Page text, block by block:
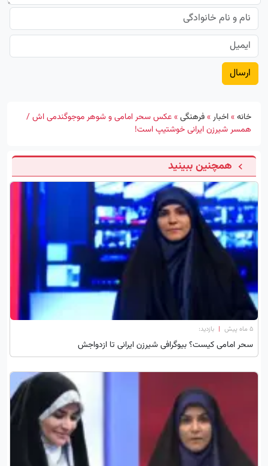
خانه»اخبار»فرهنگی»عکس سحر امامی و شوهر موجوگندمی اش /
همسر شیرزن ایرانی خوشتیپ است!
همچنین ببینید
۵ ماه پیش | بازدید:
سحر امامی کیست؟ بیوگرافی شیرزن ایرانی تا ازدواجش